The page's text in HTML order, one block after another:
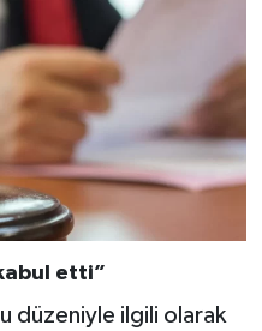
etti”
düzeniyle ilgili olarak